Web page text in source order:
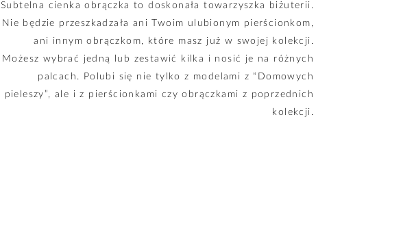
Subtelna cienka obrączka to doskonała towarzyszka biżuterii.
Nie będzie przeszkadzała ani Twoim ulubionym pierścionkom,
ani innym obrączkom, które masz już w swojej kolekcji.
Możesz wybrać jedną lub zestawić kilka i nosić je na różnych
palcach. Polubi się nie tylko z modelami z “Domowych
pieleszy”, ale i z pierścionkami czy obrączkami z poprzednich
kolekcji.